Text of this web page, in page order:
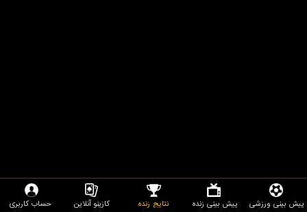
پیش بینی ورزشی پیش بینی زنده نتایج زنده کازینو آنلاین حساب کاربری